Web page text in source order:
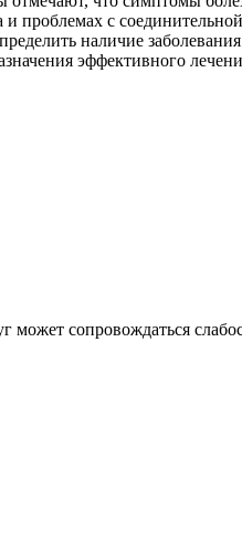
проблемах с
наличие
эффективного
может сопровождаться